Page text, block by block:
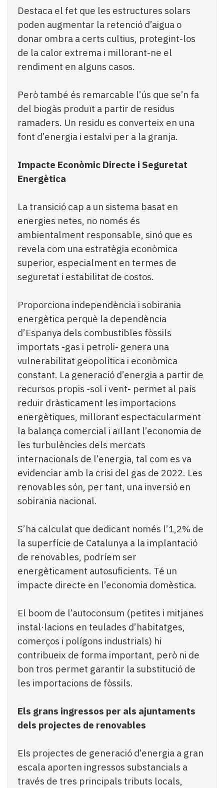
Destaca el fet que les estructures solars
poden augmentar la retenció d’aigua o
donar ombra a certs cultius, protegint-los
de la calor extrema i millorant-ne el
rendiment en alguns casos.
Però també és remarcable l’ús que se’n fa
del biogàs produït a partir de residus
ramaders. Un residu es converteix en una
font d’energia i estalvi per a la granja.
Impacte Econòmic Directe i Seguretat
Energètica
La transició cap a un sistema basat en
energies netes, no només és
ambientalment responsable, sinó que es
revela com una estratègia econòmica
superior, especialment en termes de
seguretat i estabilitat de costos.
Proporciona independència i sobirania
energètica perquè la dependència
d’Espanya dels combustibles fòssils
importats -gas i petroli- genera una
vulnerabilitat geopolítica i econòmica
constant. La generació d’energia a partir de
recursos propis -sol i vent- permet al país
reduir dràsticament les importacions
energètiques, millorant espectacularment
la balança comercial i aïllant l’economia de
les turbulències dels mercats
internacionals de l’energia, tal com es va
evidenciar amb la crisi del gas de 2022. Les
renovables són, per tant, una inversió en
sobirania nacional.
S’ha calculat que dedicant només l’1,2% de
la superfície de Catalunya a la implantació
de renovables, podríem ser
energèticament autosuficients. Té un
impacte directe en l’economia domèstica.
El boom de l’autoconsum (petites i mitjanes
instal·lacions en teulades d’habitatges,
comerços i polígons industrials) hi
contribueix de forma important, però ni de
bon tros permet garantir la substitució de
les importacions de fòssils.
Els grans ingressos per als ajuntaments
dels projectes de renovables
Els projectes de generació d’energia a gran
escala aporten ingressos substancials a
través de tres principals tributs locals,